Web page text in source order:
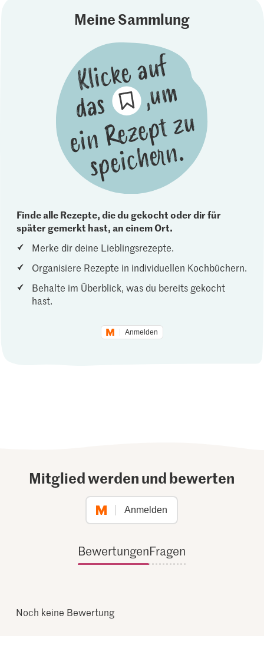
Meine Sammlung
Finde alle Rezepte, die du gekocht oder dir für
später gemerkt hast, an einem Ort.
Merke dir deine Lieblingsrezepte.
Organisiere Rezepte in individuellen Kochbüchern.
Behalte im Überblick, was du bereits gekocht
hast.
Anmelden
Mitglied werden und bewerten
Anmelden
BewertungenFragen
Noch keine Bewertung